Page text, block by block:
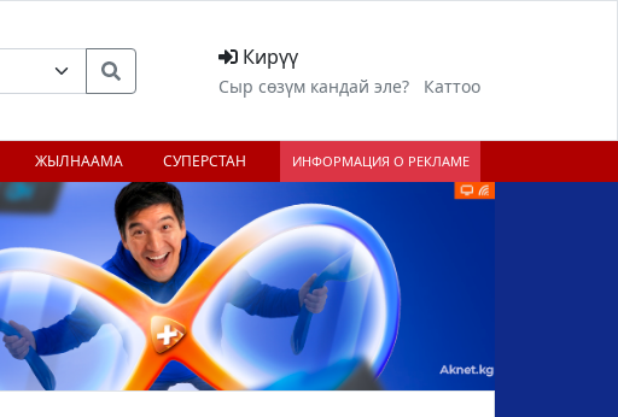
Кирүү
Сыр сөзүм кандай эле? Каттоо
ЖЫЛНААМА СУПЕРСТАН ИНФОРМАЦИЯ О РЕКЛАМЕ